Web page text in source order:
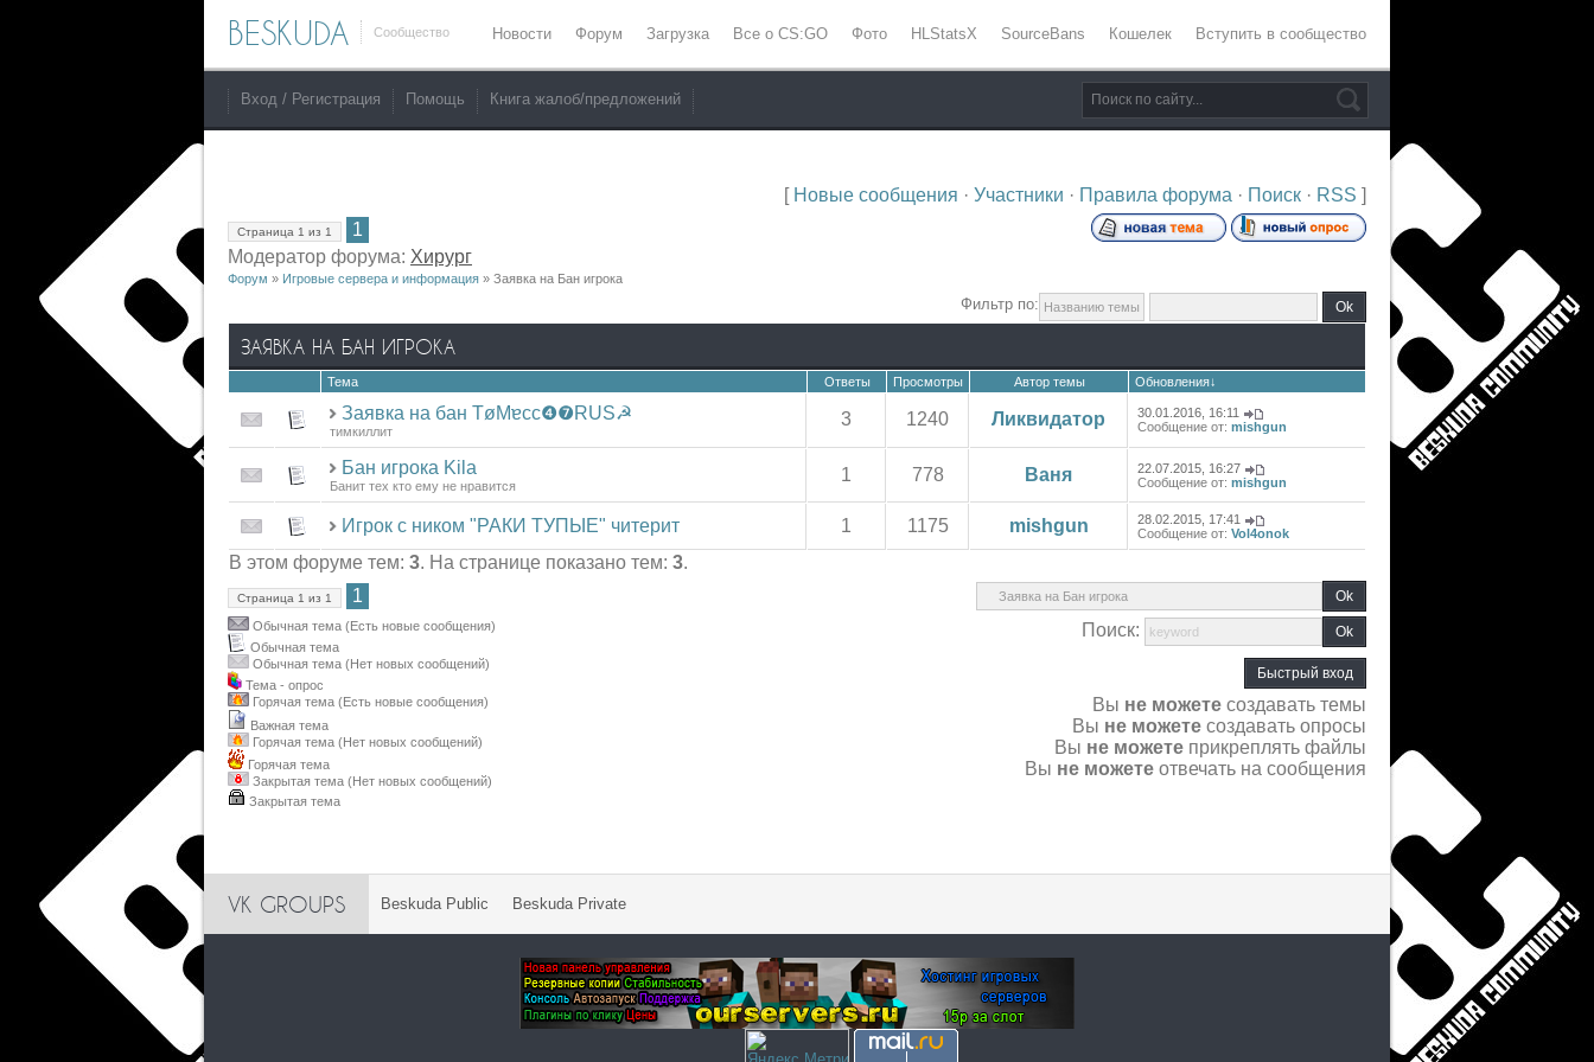
BESKUDA Сообщество Новости Форум Загрузка Все о CS:GO Фото HLStatsX SourceBans Кошелек Вступить в сообщество
Вход / Регистрация Помощь Книга жалоб/предложений
[ Новые сообщения · Участники · Правила форума · Поиск · RSS ]
Страница 1 из 1
1
Модератор форума: Хирург
Форум » Игровые сервера и информация » Заявка на Бан игрока
Фильтр по:
ЗАЯВКА НА БАН ИГРОКА
Тема Ответы Просмотры Автор темы Обновления↓
Заявка на бан TøMɐcc❹❼RUS☭
тимкиллит
3 1240 Ликвидатор
30.01.2016, 16:11
Сообщение от: mishgun
Бан игрока Kila
Банит тех кто ему не нравится
1 778 Ваня
22.07.2015, 16:27
Сообщение от: mishgun
Игрок с ником "РАКИ ТУПЫЕ" читерит 1 1175 mishgun
28.02.2015, 17:41
Сообщение от: Vol4onok
В этом форуме тем: 3. На странице показано тем: 3.
Страница 1 из 1 1
Обычная тема (Есть новые сообщения)
Обычная тема
Обычная тема (Нет новых сообщений)
Тема - опрос
Горячая тема (Есть новые сообщения)
Важная тема
Горячая тема (Нет новых сообщений)
Горячая тема
Закрытая тема (Нет новых сообщений)
Закрытая тема
Поиск:
Вы не можете создавать темы
Вы не можете создавать опросы
Вы не можете прикреплять файлы
Вы не можете отвечать на сообщения
VK GROUPS Beskuda Public Beskuda Private